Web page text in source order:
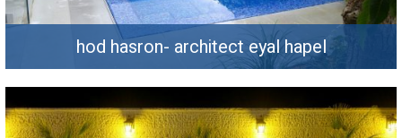
hod hasron- architect eyal hapel